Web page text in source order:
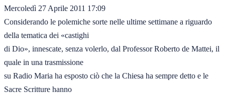
Mercoledì 27 Aprile 2011 17:09
Considerando le polemiche sorte nelle ultime settimane a riguardo
della tematica dei «castighi
di Dio», innescate, senza volerlo, dal Professor Roberto de Mattei, il
quale in una trasmissione
su Radio Maria ha esposto ciò che la Chiesa ha sempre detto e le
Sacre Scritture hanno